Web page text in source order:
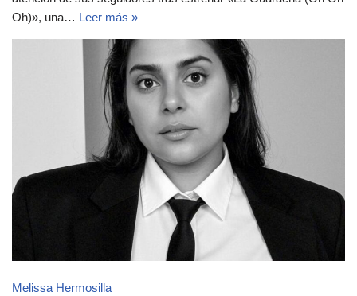
Oh)», una… Leer más »
Melissa Hermosilla